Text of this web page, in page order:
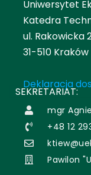
Uniwersytet
Katedra
ul. Rakowicka
31-510 Kraków
Deklaracja
SEKRETARIAT:
mgr
+48 12
Pawilon